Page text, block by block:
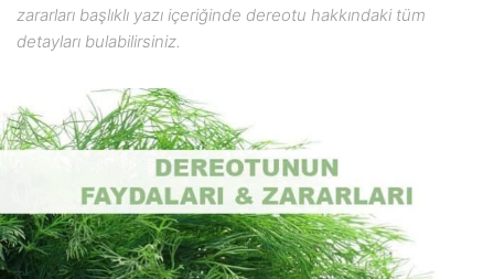
zararları başlıklı yazı içeriğinde dereotu hakkındaki tüm
detayları bulabilirsiniz.